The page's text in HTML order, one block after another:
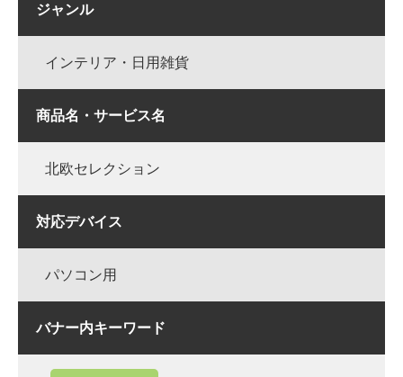
ジャンル
インテリア・日用雑貨
商品名・サービス名
北欧セレクション
対応デバイス
パソコン用
バナー内キーワード